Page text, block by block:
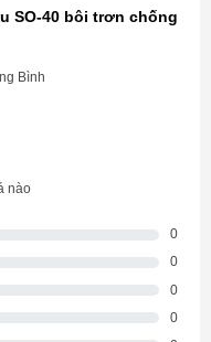
SO-40 bôi trơn chống
Bình
nào
0
0
0
0